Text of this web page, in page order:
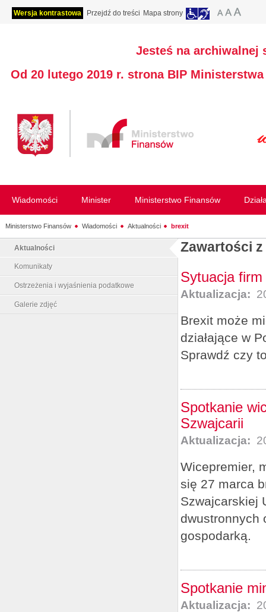
Wersja kontrastowa Przejdź do treści Mapa strony
Jesteś na archiwalnej
Od 20 lutego 2019 r. strona BIP
Wiadomości Minister Ministerstwo Finansów
Ministerstwo Finansów Wiadomości Aktualności brexit
Aktualności
Komunikaty
Ostrzeżenia i wyjaśnienia podatkowe
Galerie zdjęć
Zawartości
Sytuacja
Aktualizacja:
Brexit może
działające w
Sprawdź czy
Spotkanie
Szwajcarii
Aktualizacja:
Wicepremier,
się 27 marca
Szwajcarskiej
dwustronnych
gospodarką.
Spotkanie
Aktualizacja: